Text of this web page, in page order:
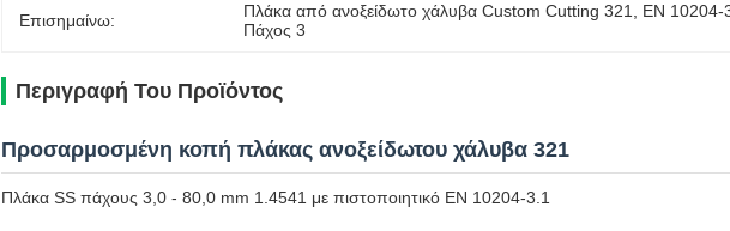
Επισημαίνω: Πλάκα από ανοξείδωτο χάλυβα Custom Cutting 321 EN 10204-
Πάχος 3
Περιγραφή Του Προϊόντος
Προσαρμοσμένη κοπή πλάκας ανοξείδωτου χάλυβα 321
Πλάκα SS πάχους 3,0 - 80,0 mm 1.4541 με πιστοποιητικό EN 10204-3.1